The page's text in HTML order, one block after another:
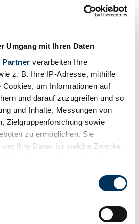
Umgang mit Ihren Daten
Partner verarbeiten Ihre
z. B. Ihre IP-Adresse, mithilfe
Cookies, um Informationen auf
und darauf zuzugreifen und so
und Inhalte, Messungen von
Zielgruppenforschung sowie
zu ermöglichen. Sie
Ihre Daten für welche Zwecke
Einwilligung jederzeit über die
oder widerrufen
über Ihre geografische Lage
MF28